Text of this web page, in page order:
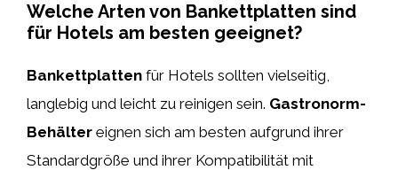
Welche Arten von Bankettplatten sind
für Hotels am besten geeignet?
Bankettplatten für Hotels sollten vielseitig,
langlebig und leicht zu reinigen sein. Gastronorm-
Behälter eignen sich am besten aufgrund ihrer
Standardgröße und ihrer Kompatibilität mit